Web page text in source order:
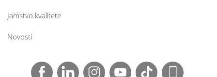
Jamstvo kvalitete
Novosti